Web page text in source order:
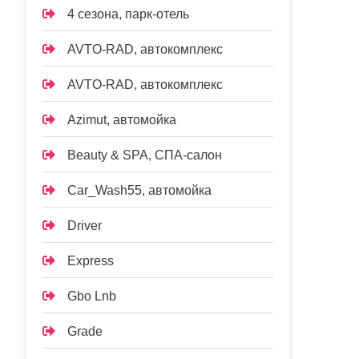
4 сезона, парк-отель
AVTO-RAD, автокомплекс
AVTO-RAD, автокомплекс
Azimut, автомойка
Beauty & SPA, СПА-салон
Car_Wash55, автомойка
Driver
Express
Gbo Lnb
Grade